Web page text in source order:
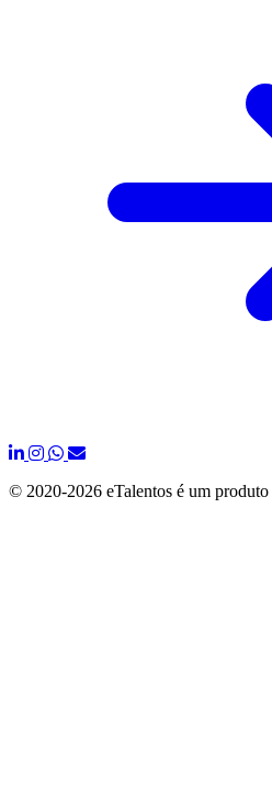
© 2020-2026 eTalentos é um produto